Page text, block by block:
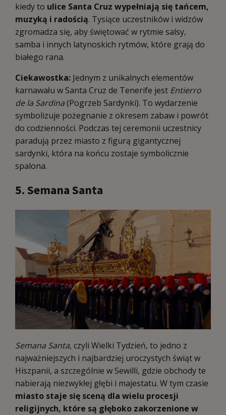
kiedy to ulice Santa Cruz wypełniają się tańcem,
muzyką i radością. Tysiące uczestników i widzów
zgromadza się, aby świętować w rytmie salsy,
samba i innych latynoskich rytmów, które grają do
białego rana.
Ciekawostka: Jednym z unikalnych elementów
karnawału w Santa Cruz de Tenerife jest Entierro
de la Sardina(Pogrzeb Sardynki). To wydarzenie
symbolizuje pożegnanie z okresem zabaw i powrót
do codzienności. Podczas tej ceremonii uczestnicy
paradują przez miasto z figurą gigantycznej
sardynki, która na końcu zostaje symbolicznie
spalona.
5. Semana Santa
Semana Santa, czyli Wielki Tydzień, to jedno z
najważniejszych i najbardziej uroczystych świąt w
Hiszpanii, a szczególnie w Sewilli, gdzie obchody te
nabierają niezwykłej głębi i majestatu. W tym czasie
miasto staje się sceną dla wielu procesji
religijnych, które są głęboko zakorzenione w